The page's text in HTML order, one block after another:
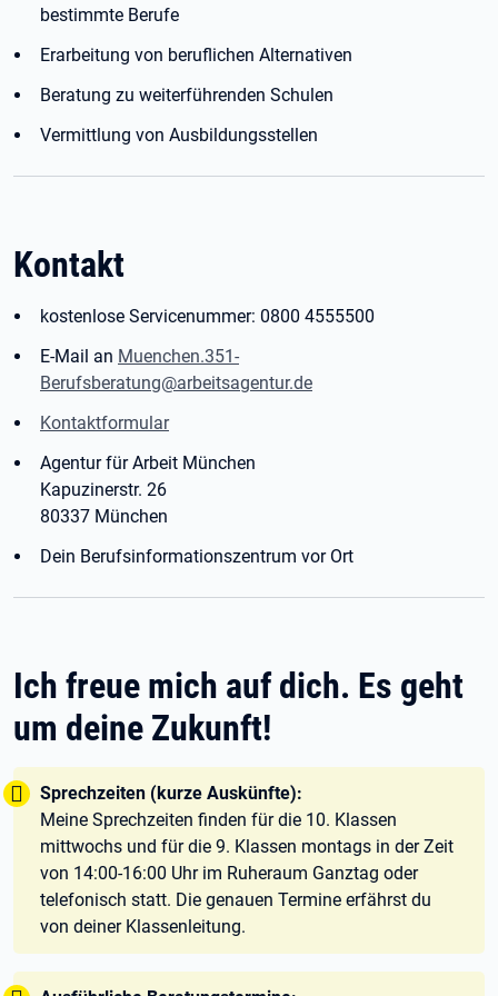
bestimmte Berufe
Erarbeitung von beruflichen Alternativen
Beratung zu weiterführenden Schulen
Vermittlung von Ausbildungsstellen
Kontakt
kostenlose Servicenummer: 0800 4555500
E-Mail an Muenchen.351-
Berufsberatung@arbeitsagentur.de
Kontaktformular
Agentur für Arbeit München
Kapuzinerstr. 26
80337 München
Dein Berufsinformationszentrum vor Ort
Ich freue mich auf dich. Es geht
um deine Zukunft!
Tipp:
Sprechzeiten (kurze Auskünfte):
Meine Sprechzeiten finden für die 10. Klassen
mittwochs und für die 9. Klassen montags in der Zeit
von 14:00-16:00 Uhr im Ruheraum Ganztag oder
telefonisch statt. Die genauen Termine erfährst du
von deiner Klassenleitung.